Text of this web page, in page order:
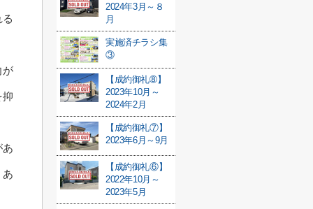
が
抑
あ
あ
2024年3月～８
月
実施済チラシ集
③
【成約御礼➇】
2023年10月～
2024年2月
【成約御礼⑦】
2023年6月～9月
【成約御礼⑥】
2022年10月～
2023年5月